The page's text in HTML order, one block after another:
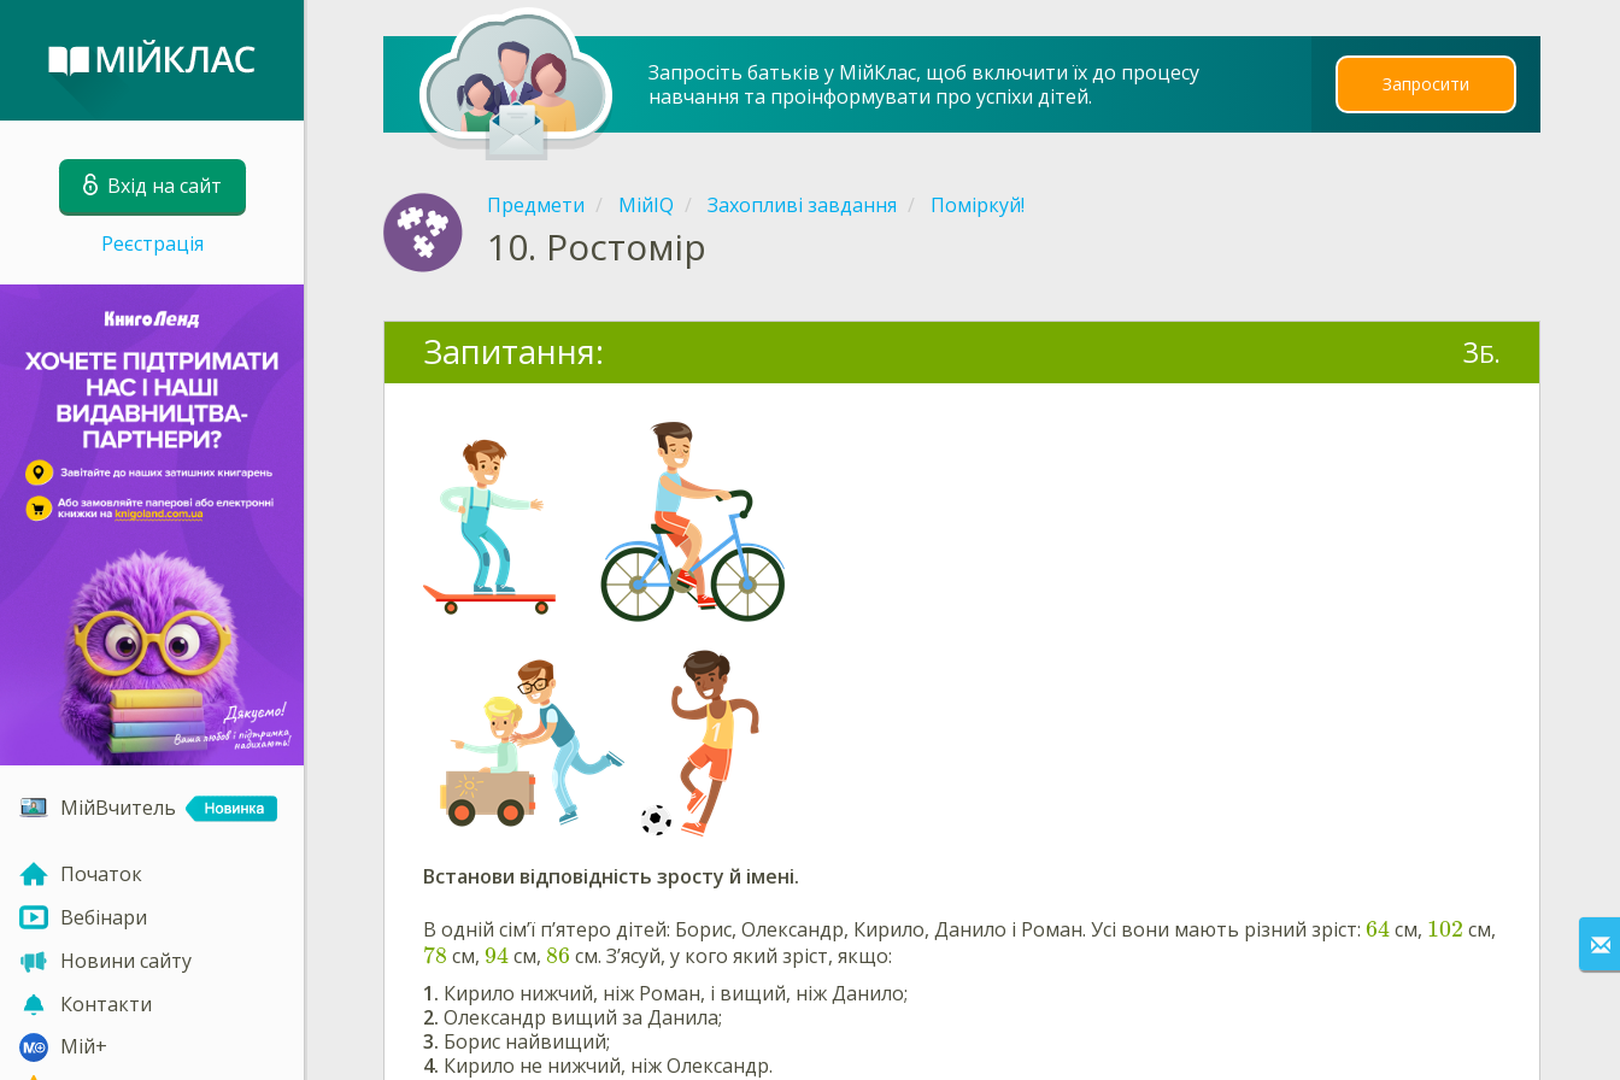
Вхід на сайт
Реєстрація
МійВчитель
Початок
Вебінари
Новини сайту
Контакти
Мій+
Запросіть батьків у МійКлас, щоб включити їх до процесу
навчання та проінформувати про успіхи дітей.
Запросити
Предмети МійIQ Захопливі завдання Поміркуй!
10. Ростомір
Запитання: 3Б.
Встанови відповідність зросту й імені.
В одній сім’ї п’ятеро дітей: Борис, Олександр, Кирило, Данило і Роман. Усі вони мають різний зріст: 64см, 102 см,
78 см, 94см, 86 см. З’ясуй, у кого який зріст, якщо:
Кирило нижчий, ніж Роман, і вищий, ніж Данило;
Олександр вищий за Данила;
Борис найвищий;
Кирило не нижчий, ніж Олександр.